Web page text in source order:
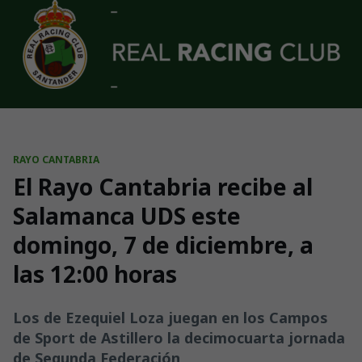
Skip to main content
RAYO CANTABRIA
El Rayo Cantabria recibe al
Salamanca UDS este
domingo, 7 de diciembre, a
las 12:00 horas
Los de Ezequiel Loza juegan en los Campos
de Sport de Astillero la decimocuarta jornada
de Segunda Federación